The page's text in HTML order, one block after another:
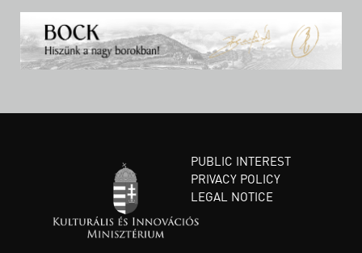
PUBLIC INTEREST
PRIVACY POLICY
LEGAL NOTICE